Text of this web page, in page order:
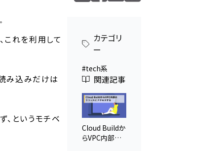
これを利用して
み込みだけは
というモチベ
カテゴリ
ー
tech系
関連記事
Cloud Buildか
らVPC内部のリ